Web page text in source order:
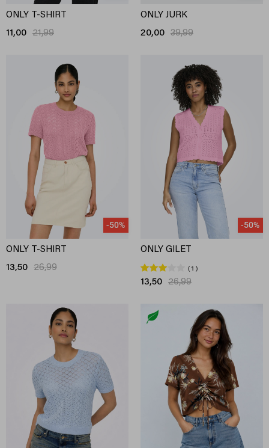
ONLY T-SHIRT
11,00 21,99
ONLY JURK
20,00 39,99
-50%
ONLY T-SHIRT
13,50 26,99
-50%
ONLY GILET
1
13,50 26,99